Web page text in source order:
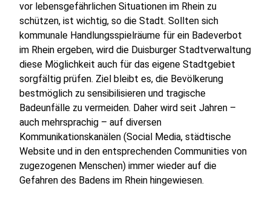
vor lebensgefährlichen Situationen im Rhein zu
schützen, ist wichtig, so die Stadt. Sollten sich
kommunale Handlungsspielräume für ein Badeverbot
im Rhein ergeben, wird die Duisburger Stadtverwaltung
diese Möglichkeit auch für das eigene Stadtgebiet
sorgfältig prüfen. Ziel bleibt es, die Bevölkerung
bestmöglich zu sensibilisieren und tragische
Badeunfälle zu vermeiden. Daher wird seit Jahren –
auch mehrsprachig – auf diversen
Kommunikationskanälen (Social Media, städtische
Website und in den entsprechenden Communities von
zugezogenen Menschen) immer wieder auf die
Gefahren des Badens im Rhein hingewiesen.